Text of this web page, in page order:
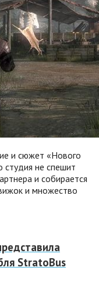
и сюжет «Нового
не спешит
и собирается
и множество
StratoBus